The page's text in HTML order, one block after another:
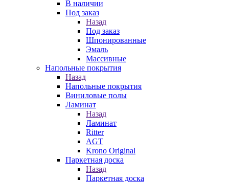
В наличии
Под заказ
Назад
Под заказ
Шпонированные
Эмаль
Массивные
Напольные покрытия
Назад
Напольные покрытия
Виниловые полы
Ламинат
Назад
Ламинат
Ritter
AGT
Krono Original
Паркетная доска
Назад
Паркетная доска